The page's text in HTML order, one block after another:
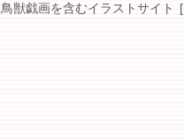
鳥獣戯画を含むイラストサイト [